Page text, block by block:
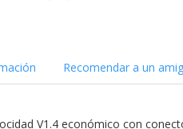
Recomendar a un
V1.4 económico con